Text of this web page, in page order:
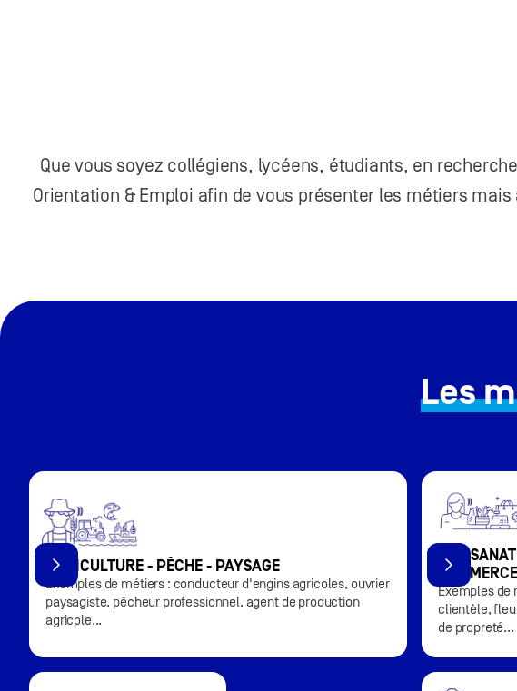
Que vous soyez collégiens, lycéens, étudiants, en
Orientation & Emploi afin de vous présenter les métiers
Les
AGRICULTURE - PÊCHE - PAYSAGE
Exemples de métiers : conducteur d'engins agricoles, ouvrier
paysagiste, pêcheur professionnel, agent de production
agricole...
COMMERCE
Exemples de
clientèle,
de propreté...